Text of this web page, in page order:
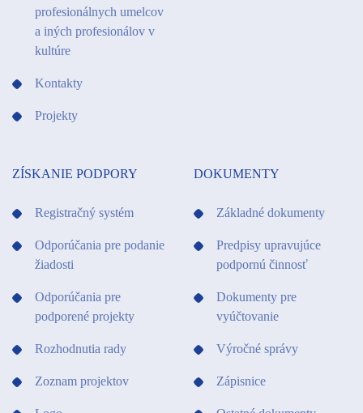
profesionálnych umelcov
a iných profesionálov v
kultúre
Kontakty
Projekty
ZÍSKANIE PODPORY
Registračný systém
Odporúčania pre podanie
žiadosti
Odporúčania pre
podporené projekty
Rozhodnutia rady
Zoznam projektov
DOKUMENTY
Základné dokumenty
Predpisy upravujúce
podpornú činnosť
Dokumenty pre
vyúčtovanie
Výročné správy
Zápisnice